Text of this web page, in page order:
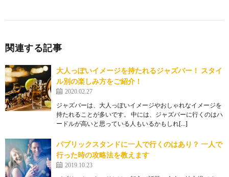
関連する記事
大人っぽいイメージを持たれるジャズバー！ スタイ
ル別の楽しみ方をご紹介！
2020.02.27
ジャズバーは、大人っぽいイメージやおしゃれなイメージを
持たれることが多いです。 中には、ジャズバーに行くのはハ
ードルが高いと思っている人もいるかもしれ[…]
パブリックスタンドに一人で行くのはあり？ 一人で
行った時の攻略法を教えます
2019.10.23